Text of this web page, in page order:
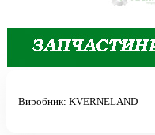
Виробник: KVERNELAND